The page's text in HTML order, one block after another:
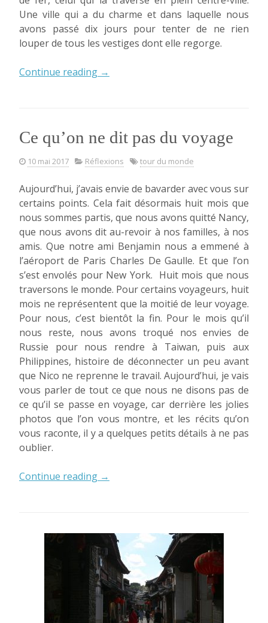
Une ville qui a du charme et dans laquelle nous
avons passé dix jours pour tenter de ne rien
louper de tous les vestiges dont elle regorge.
Continue reading « Hanoï
→
Ce qu’on ne dit pas du voyage
10 mai 2017 Réflexions tour du monde
Aujourd’hui, j’avais envie de bavarder avec vous sur
certains points. Cela fait désormais huit mois que
nous sommes partis, que nous avons quitté Nancy,
que nous avons dit au-revoir à nos familles, à nos
amis. Que notre ami Benjamin nous a emmené à
l’aéroport de Paris Charles De Gaulle. Et que l’on
s’est envolés pour New York. Huit mois que nous
traversons le monde. Pour certains voyageurs, huit
mois ne représentent que la moitié de leur voyage.
Pour nous, c’est bientôt la fin. Pour le mois qu’il
nous reste, nous avons troqué nos envies de
Russie pour nous rendre à Taiwan, puis aux
Philippines, histoire de déconnecter un peu avant
que Nico ne reprenne le travail. Aujourd’hui, je vais
vous parler de tout ce que nous ne disons pas de
ce qu’il se passe en voyage, car derrière les jolies
photos que l’on vous montre, et les récits qu’on
vous raconte, il y a quelques petits détails à ne pas
oublier.
Continue reading « Ce
pas
du
voyage »
→